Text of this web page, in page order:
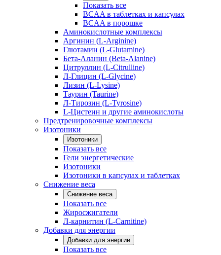
Показать все
BCAA в таблетках и капсулах
BCAA в порошке
Аминокислотные комплексы
Аргинин (L-Arginine)
Глютамин (L-Glutamine)
Бета-Аланин (Beta-Alanine)
Цитруллин (L-Citrulline)
Л-Глицин (L-Glycine)
Лизин (L-Lysine)
Таурин (Taurine)
Л-Тирозин (L-Tyrosine)
L-Цистеин и другие аминокислоты
Предтренировочные комплексы
Изотоники
Изотоники
Показать все
Гели энергетические
Изотоники
Изотоники в капсулах и таблетках
Снижение веса
Снижение веса
Показать все
Жиросжигатели
Л-карнитин (L-Carnitine)
Добавки для энергии
Добавки для энергии
Показать все